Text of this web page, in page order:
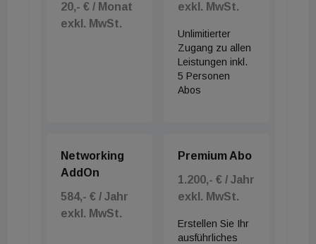
20,- € / Monat
exkl. MwSt.
exkl. MwSt.
Unlimitierter
Zugang zu allen
Leistungen inkl.
5 Personen
Abos
Networking
AddOn
584,- € / Jahr
exkl. MwSt.
Premium Abo
1.200,- € / Jahr
exkl. MwSt.
Erstellen Sie Ihr
ausführliches